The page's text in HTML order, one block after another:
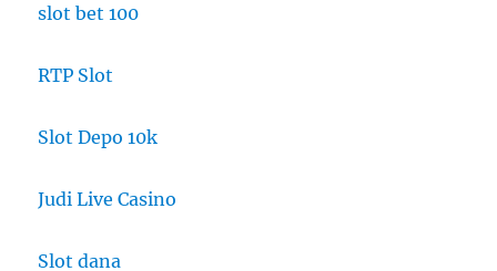
slot bet 100
RTP Slot
Slot Depo 10k
Judi Live Casino
Slot dana